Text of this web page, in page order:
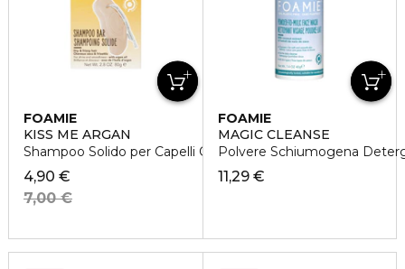
FOAMIE
KISS ME ARGAN
Shampoo Solido per Capelli Crespi
4,90 €
7,00 €
FOAMIE
MAGIC CLEANSE
Polvere Schiumogena
11,29 €